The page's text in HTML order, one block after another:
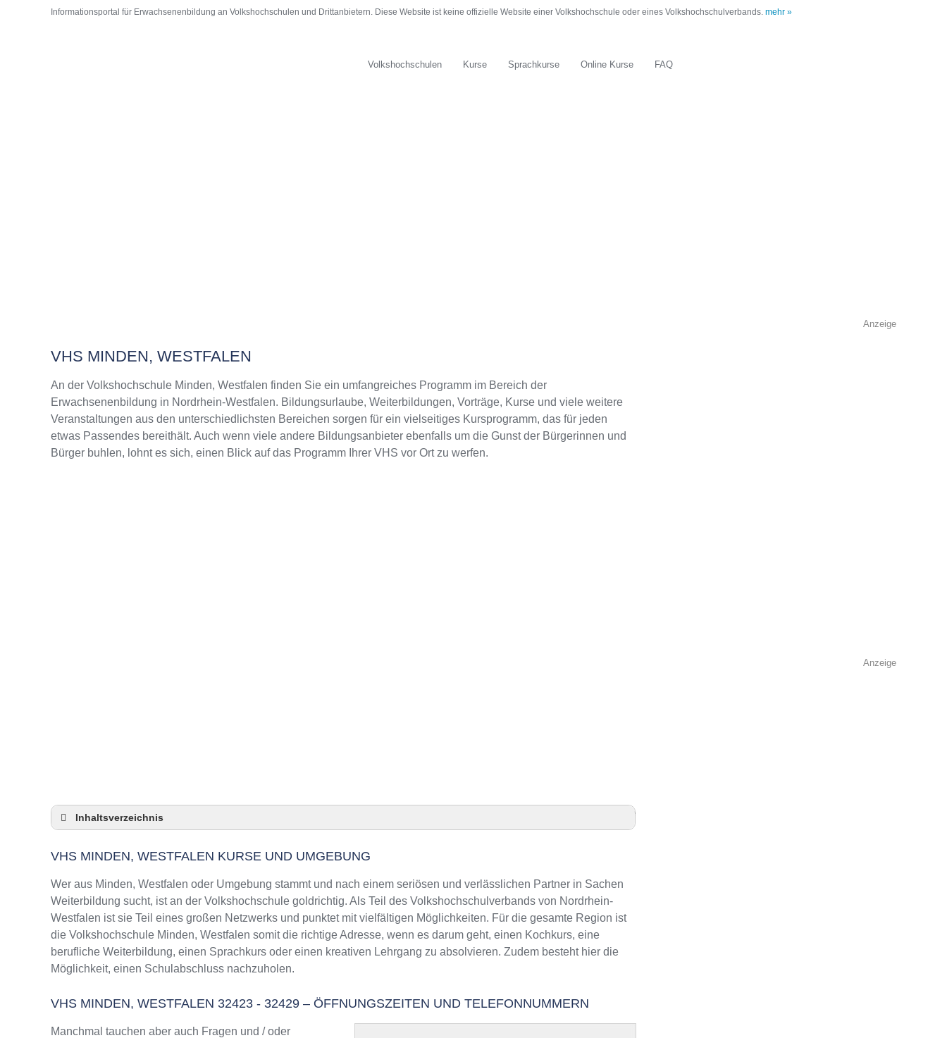
Informationsportal für Erwachsenenbildung an Volkshochschulen und Drittanbietern. Diese Website ist keine offizielle Website einer Volkshochschule oder eines Volkshochschulverbands. mehr »
Volkshochschulen Kurse Sprachkurse Online Kurse FAQ
Anzeige
VHS MINDEN, WESTFALEN
An der Volkshochschule Minden, Westfalen finden Sie ein umfangreiches Programm im Bereich der
Erwachsenenbildung in Nordrhein-Westfalen. Bildungsurlaube, Weiterbildungen, Vorträge, Kurse und viele weitere
Veranstaltungen aus den unterschiedlichsten Bereichen sorgen für ein vielseitiges Kursprogramm, das für jeden
etwas Passendes bereithält. Auch wenn viele andere Bildungsanbieter ebenfalls um die Gunst der Bürgerinnen und
Bürger buhlen, lohnt es sich, einen Blick auf das Programm Ihrer VHS vor Ort zu werfen.
Anzeige
Inhaltsverzeichnis
VHS Minden, Westfalen – Öffnungszeiten und Telefonnummer
Top-Kurse an der Abendschule Minden, Westfalen
Online-Kurse – Alternative Angebote zu einem Kurs an der VHS
Top-Kurse an der Abendschule Minden, Westfalen
Weiterbildung in Minden, Westfalen
VHS Minden, Westfalen Programm 2025 / 2026
VHS MINDEN, WESTFALEN KURSE UND UMGEBUNG
Wer aus Minden, Westfalen oder Umgebung stammt und nach einem seriösen und verlässlichen Partner in Sachen
Weiterbildung sucht, ist an der Volkshochschule goldrichtig. Als Teil des Volkshochschulverbands von Nordrhein-
Westfalen ist sie Teil eines großen Netzwerks und punktet mit vielfältigen Möglichkeiten. Für die gesamte Region ist
die Volkshochschule Minden, Westfalen somit die richtige Adresse, wenn es darum geht, einen Kochkurs, eine
berufliche Weiterbildung, einen Sprachkurs oder einen kreativen Lehrgang zu absolvieren. Zudem besteht hier die
Möglichkeit, einen Schulabschluss nachzuholen.
VHS MINDEN, WESTFALEN 32423 - 32429 – ÖFFNUNGSZEITEN UND TELEFONNUMMERN
Manchmal tauchen aber auch Fragen und / oder
Anzeige